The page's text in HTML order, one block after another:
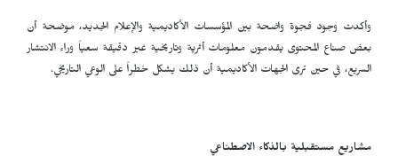
وأكدت وجود فجوة واضحة بين المؤسسات الأكاديمية والإعلام الجديد، موضحة أن
بعض صناع المحتوى يقدمون معلومات أثرية وتاريخية غير دقيقة سعياً وراء الانتشار
السريع، في حين ترى الجهات الأكاديمية أن ذلك يشكل خطراً على الوعي التاريخي.
مشاريع مستقبلية بالذكاء الاصطناعي